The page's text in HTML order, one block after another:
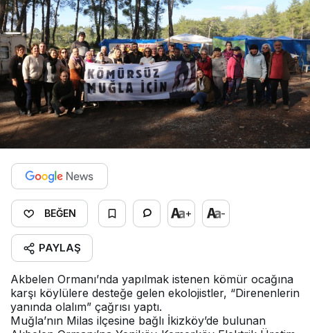
BEĞEN + -
PAYLAŞ
Akbelen Ormanı’nda yapılmak istenen kömür ocağına
karşı köylülere desteğe gelen ekolojistler, “Direnenlerin
yanında olalım” çağrısı yaptı.
Muğla’nın Milas ilçesine bağlı İkizköy’de bulunan